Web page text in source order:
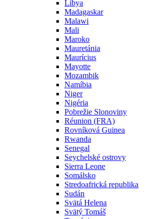
Líbya
Madagaskar
Malawi
Mali
Maroko
Mauretánia
Maurícius
Mayotte
Mozambik
Namíbia
Niger
Nigéria
Pobrežie Slonoviny
Réunion (FRA)
Rovníková Guinea
Rwanda
Senegal
Seychelské ostrovy
Sierra Leone
Somálsko
Stredoafrická republika
Sudán
Svätá Helena
Svätý Tomáš